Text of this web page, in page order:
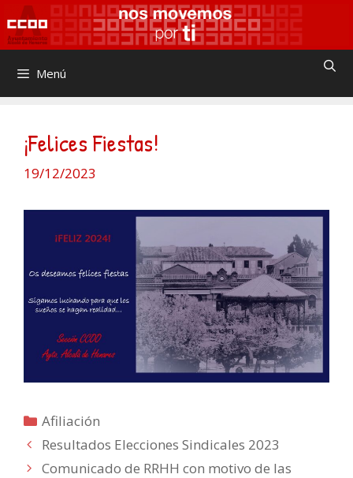
Saltar
al
contenido
Menú
¡Felices Fiestas!
19/12/2023
Categorías
Afiliación
Resultados Elecciones Sindicales 2023
Comunicado de RRHH con motivo de las